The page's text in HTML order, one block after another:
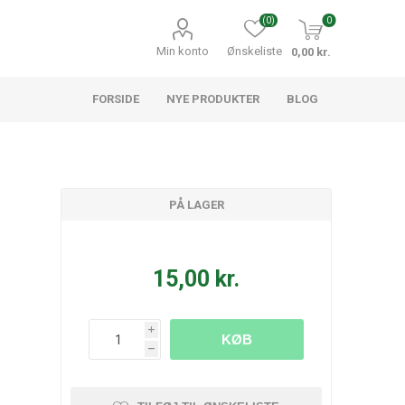
Min konto Ønskeliste
(0) 0
0,00 kr.
FORSIDE NYE PRODUKTER BLOG
PÅ LAGER
15,00 kr.
i
h
KØB